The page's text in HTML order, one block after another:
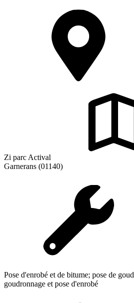
Zi parc Actival
Garnerans (01140)
Pose d'enrobé et de bitume; pose de
goudronnage et pose d'enrobé